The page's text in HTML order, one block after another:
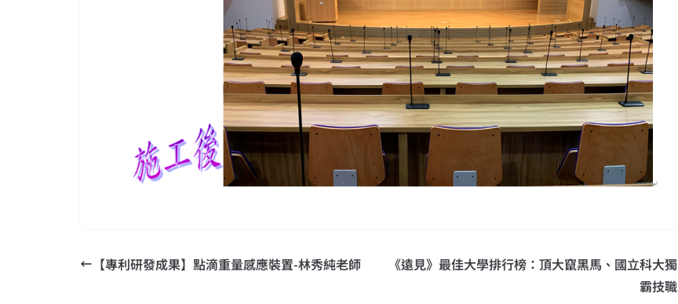
【專利研發成果】點滴重量感應裝置-林秀純老師
《遠見》最佳大學排行榜：頂大竄黑馬、國立科大獨
霸技職